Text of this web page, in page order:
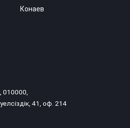
Конаев
010000,
41, оф. 214